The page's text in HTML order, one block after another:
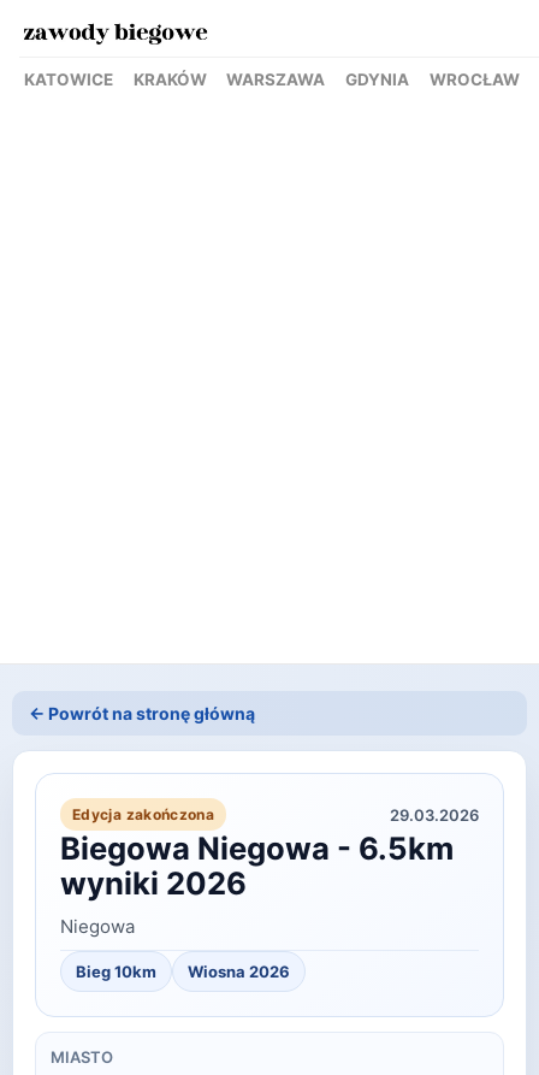
KATOWICE KRAKÓW WARSZAWA GDYNIA WROCŁAW
← Powrót na stronę główną
Edycja zakończona 29.03.2026
Biegowa Niegowa - 6.5km
wyniki 2026
Niegowa
Bieg 10km Wiosna 2026
MIASTO